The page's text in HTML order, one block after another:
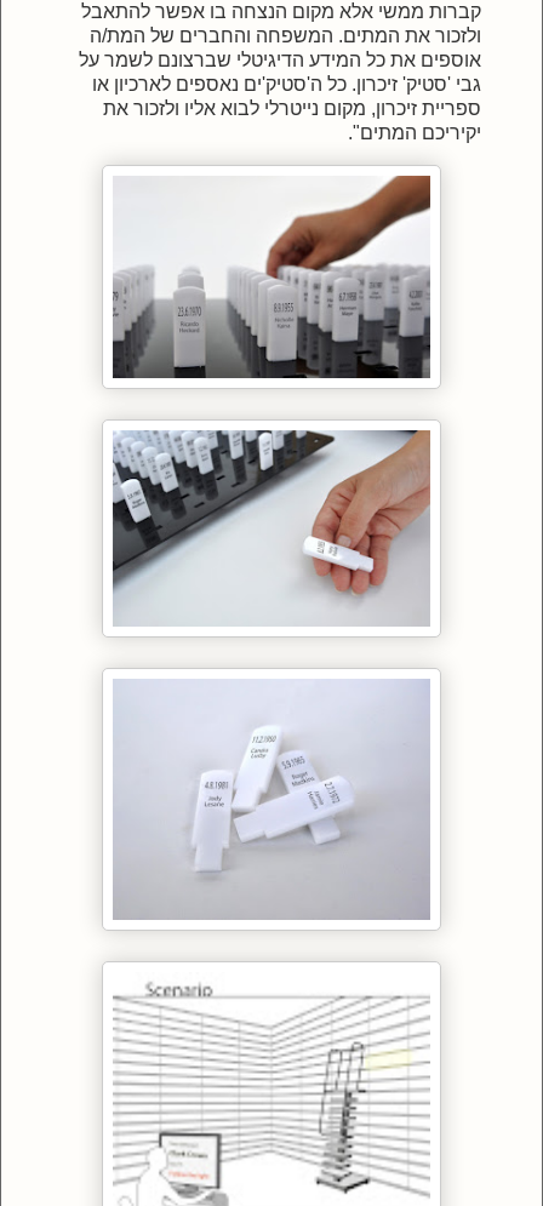
קברות ממשי אלא מקום הנצחה בו אפשר להתאבל
ולזכור את המתים. המשפחה והחברים של המת/ה
אוספים את כל המידע הדיגיטלי שברצונם לשמר על
גבי 'סטיק' זיכרון. כל ה'סטיק'ים נאספים לארכיון או
ספריית זיכרון, מקום נייטרלי לבוא אליו ולזכור את
יקיריכם המתים".